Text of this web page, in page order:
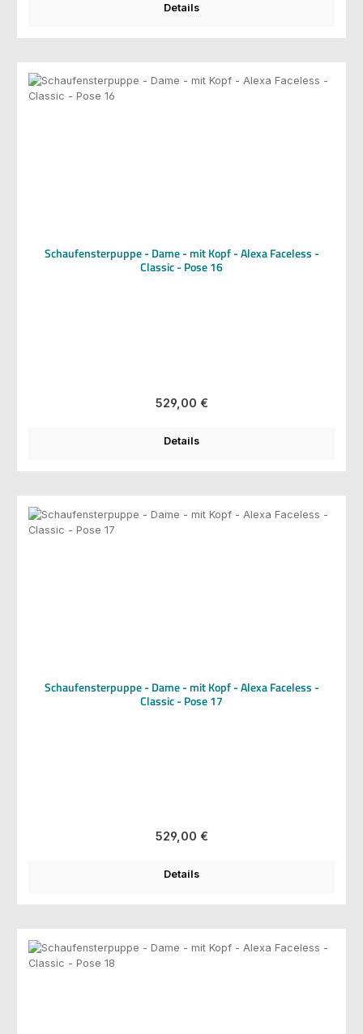
Details
Schaufensterpuppe - Dame - mit Kopf - Alexa Faceless -
Classic - Pose 16
Regulärer Preis:
529,00 €
Details
Schaufensterpuppe - Dame - mit Kopf - Alexa Faceless -
Classic - Pose 17
Regulärer Preis:
529,00 €
Details